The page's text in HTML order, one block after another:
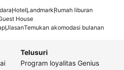
HotelLandmarkRumah liburan
House
UlasanTemukan akomodasi bulanan
Telusuri
Program loyalitas Genius